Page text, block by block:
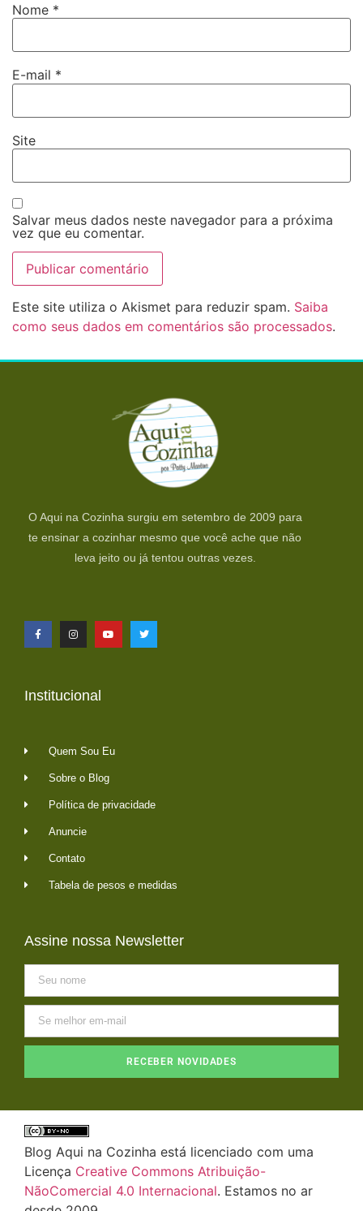
Nome *
E-mail *
Site
Salvar meus dados neste navegador para a próxima
vez que eu comentar.
Este site utiliza o Akismet para reduzir spam. Saiba
como seus dados em comentários são processados.
O Aqui na Cozinha surgiu em setembro de 2009 para
te ensinar a cozinhar mesmo que você ache que não
leva jeito ou já tentou outras vezes.
Institucional
Quem Sou Eu
Sobre o Blog
Política de privacidade
Anuncie
Contato
Tabela de pesos e medidas
Assine nossa Newsletter
RECEBER NOVIDADES
Blog Aqui na Cozinha está licenciado com uma
Licença Creative Commons Atribuição-
NãoComercial 4.0 Internacional. Estamos no ar